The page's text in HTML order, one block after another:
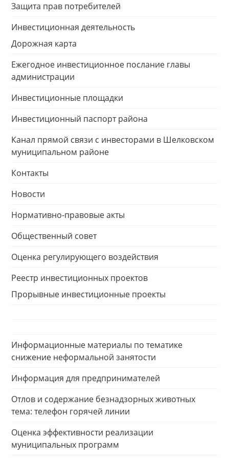
Защита прав потребителей
Инвестиционная деятельность
Дорожная карта
Ежегодное инвестиционное послание главы
администрации
Инвестиционные площадки
Инвестиционный паспорт района
Канал прямой связи с инвесторами в Шелковском
муниципальном районе
Контакты
Новости
Нормативно-правовые акты
Общественный совет
Оценка регулирующего воздействия
Реестр инвестиционных проектов
Прорывные инвестиционные проекты
Информационные материалы по тематике
снижение неформальной занятости
Информация для предпринимателей
Отлов и содержание безнадзорных животных
тема: телефон горячей линии
Оценка эффективности реализации
муниципальных программ